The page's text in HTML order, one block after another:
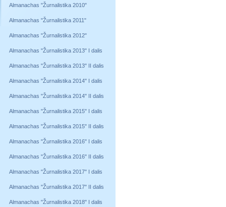
Almanachas "Žurnalistika 2010"
Almanachas "Žurnalistika 2011"
Almanachas "Žurnalistika 2012"
Almanachas "Žurnalistika 2013" I dalis
Almanachas "Žurnalistika 2013" II dalis
Almanachas "Žurnalistika 2014" I dalis
Almanachas "Žurnalistika 2014" II dalis
Almanachas "Žurnalistika 2015" I dalis
Almanachas "Žurnalistika 2015" II dalis
Almanachas "Žurnalistika 2016" I dalis
Almanachas "Žurnalistika 2016" II dalis
Almanachas "Žurnalistika 2017" I dalis
Almanachas "Žurnalistika 2017" II dalis
Almanachas "Žurnalistika 2018" I dalis